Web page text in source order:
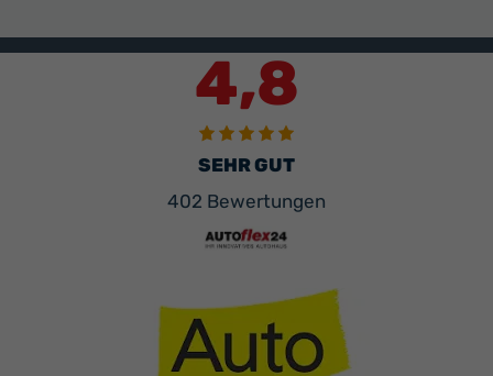
4,8
SEHR GUT
402 Bewertungen